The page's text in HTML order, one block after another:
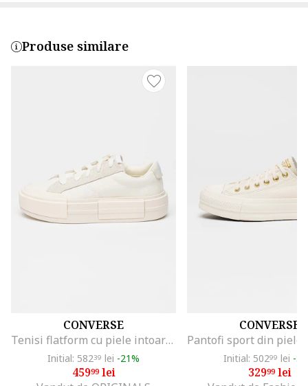
Produse similare
CONVERSE
Tenisi flatform cu piele intoarsa Cruise, Crem
Initial: 58239 lei -21%
45999lei
CONVERSE
Initial: 50299 lei -
32999lei